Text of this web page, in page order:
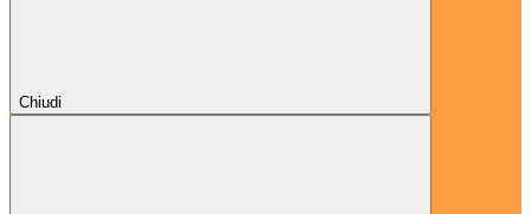
Chiudi